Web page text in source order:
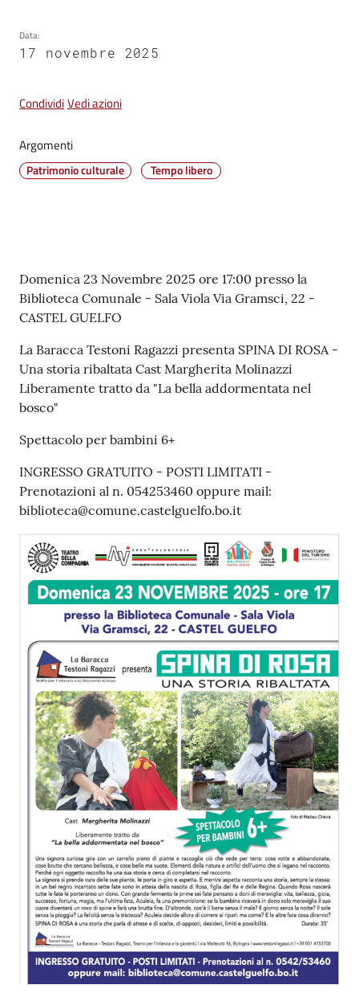
online
Tutti
gli
su
Data:
17 novembre 2025
CondividiVedi azioni
Argomenti
Patrimonio culturale Tempo libero
Contenuto
Domenica 23 Novembre 2025 ore 17:00 presso la
Biblioteca Comunale - Sala Viola Via Gramsci, 22 -
CASTEL GUELFO
La Baracca Testoni Ragazzi presenta SPINA DI ROSA -
Una storia ribaltata Cast Margherita Molinazzi
Liberamente tratto da "La bella addormentata nel
bosco"
Spettacolo per bambini 6+
INGRESSO GRATUITO - POSTI LIMITATI -
Prenotazioni al n. 054253460 oppure mail:
biblioteca@comune.castelguelfo.bo.it